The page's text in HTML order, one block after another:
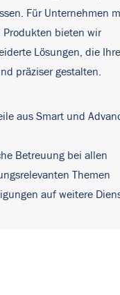
Für Unternehmen
Produkten bieten wir
Lösungen, die
präziser gestalten.
aus Smart und
Betreuung bei allen
Themen
auf weitere